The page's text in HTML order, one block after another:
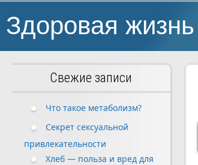
Здоровая жизнь
Свежие записи
Что такое метаболизм?
Секрет сексуальной
привлекательности
Хлеб — польза и вред для